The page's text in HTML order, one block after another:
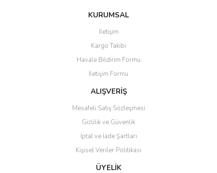
Bu ürüne ilk yorumu siz yapın!
Ürün resmi kalitesiz, bozuk veya görüntülenemiyor.
Ürün açıklamasında eksik bilgiler bulunuyor.
Ürün bilgilerinde hatalar bulunuyor.
Ürün fiyatı diğer sitelerden daha pahalı.
Gönder
KURUMSAL
İletişim
Kargo Takibi
Havale Bildirim Formu
İletişim Formu
ALIŞVERİŞ
Mesafeli Satış Sözleşmesi
Gizlilik ve Güvenlik
İptal ve İade Şartları
Kişisel Veriler Politikası
ÜYELİK